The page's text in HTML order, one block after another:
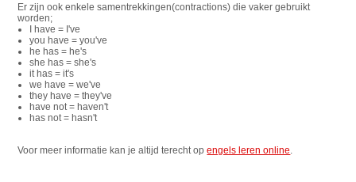
Er zijn ook enkele samentrekkingen(contractions) die vaker gebruikt
worden;
I have = I've
you have = you've
he has = he's
she has = she's
it has = it's
we have = we've
they have = they've
have not = haven't
has not = hasn't
Voor meer informatie kan je altijd terecht opengels leren online.